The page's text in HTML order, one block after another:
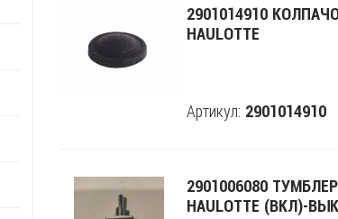
2901014910
HAULOTTE
Артикул: 2901014910
2901006080
HAULOTTE (ВКЛ)-